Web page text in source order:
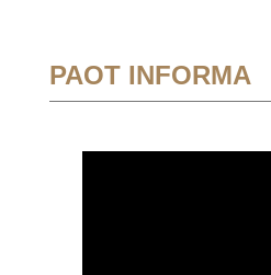
PAOT INFORMA